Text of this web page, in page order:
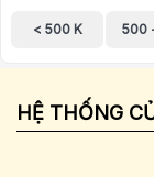
< 500 K 500
HỆ THỐNG